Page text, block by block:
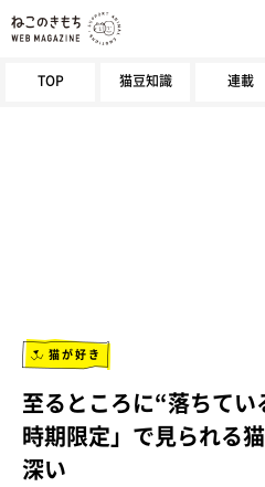
TOP 猫豆知識 連載
猫が好き
至るところに“落ちて
時期限定」で見られる
深い